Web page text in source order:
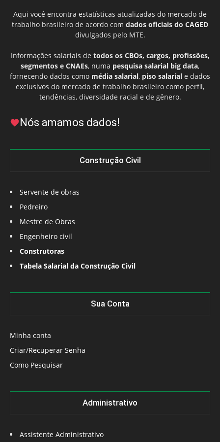
Aqui você encontra estatísticas atualizadas do mercado de
trabalho brasileiro de acordo com dados oficiais do CAGED
divulgados pelo MTE.
Informações salariais de todos os CBOs, cargos, profissões,
segmentos e CNAEs, numa pesquisa salarial big data,
fornecendo dados como média salarial, piso salarial e dados
exclusivos do mercado de trabalho brasileiro como perfil,
tendências, diversidade racial e de gênero.
Nós amamos dados!
Construção Civil
Servente de obras
Pedreiro
Mestre de Obras
Engenheiro civil
Construtoras
Tabela Salarial da Construção Civil
Sua Conta
Minha conta
Criar/Recuperar Senha
Como Pesquisar
Administrativo
Assistente Administrativo